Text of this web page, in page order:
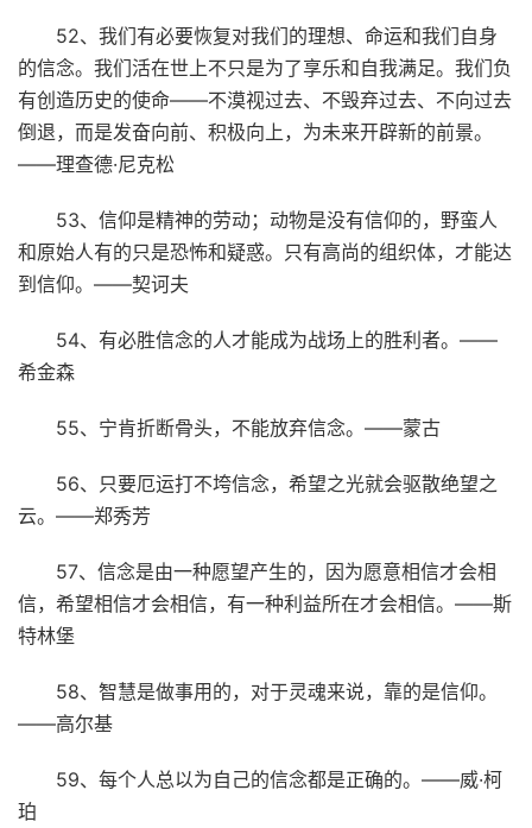
52、我们有必要恢复对我们的理想、命运和我们自身
的信念。我们活在世上不只是为了享乐和自我满足。我们负
有创造历史的使命——不漠视过去、不毁弃过去、不向过去
倒退，而是发奋向前、积极向上，为未来开辟新的前景。
——理查德·尼克松
53、信仰是精神的劳动；动物是没有信仰的，野蛮人
和原始人有的只是恐怖和疑惑。只有高尚的组织体，才能达
到信仰。——契诃夫
54、有必胜信念的人才能成为战场上的胜利者。——
希金森
55、宁肯折断骨头，不能放弃信念。——蒙古
56、只要厄运打不垮信念，希望之光就会驱散绝望之
云。——郑秀芳
57、信念是由一种愿望产生的，因为愿意相信才会相
信，希望相信才会相信，有一种利益所在才会相信。——斯
特林堡
58、智慧是做事用的，对于灵魂来说，靠的是信仰。
——高尔基
59、每个人总以为自己的信念都是正确的。——威·柯
珀